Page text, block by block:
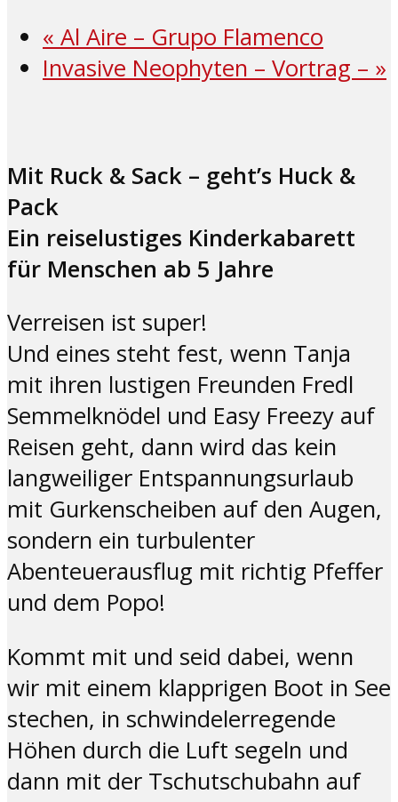
« Al Aire – Grupo Flamenco
Invasive Neophyten – Vortrag – »
Mit Ruck & Sack – geht’s Huck &
Pack
Ein reiselustiges Kinderkabarett
für Menschen ab 5 Jahre
Verreisen ist super!
Und eines steht fest, wenn Tanja
mit ihren lustigen Freunden Fredl
Semmelknödel und Easy Freezy auf
Reisen geht, dann wird das kein
langweiliger Entspannungsurlaub
mit Gurkenscheiben auf den Augen,
sondern ein turbulenter
Abenteuerausflug mit richtig Pfeffer
und dem Popo!
Kommt mit und seid dabei, wenn
wir mit einem klapprigen Boot in See
stechen, in schwindelerregende
Höhen durch die Luft segeln und
dann mit der Tschutschubahn auf